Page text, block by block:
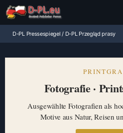
D-PL Pressespiegel / D-PL Przegląd prasy
Fotografie ·
Ausgewählte Fotografien als
Motive aus Natur, Reisen